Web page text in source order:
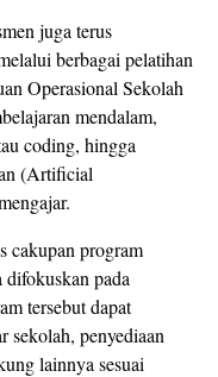
juga terus
berbagai pelatihan
Operasional Sekolah
mendalam,
coding, hingga
(Artificial
cakupan program
pada
tersebut dapat
sekolah, penyediaan
lainnya sesuai